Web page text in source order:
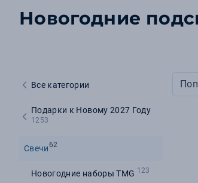
Новогодние
Все категории
Подарки к Новому 2027 Году
1253
Свечи62
Новогодние наборы TMG 123